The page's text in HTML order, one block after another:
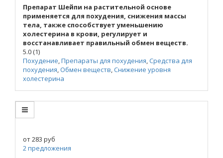
Препарат Шейпи на растительной основе
применяется для похудения, снижения массы
тела, также способствует уменьшению
холестерина в крови, регулирует и
восстанавливает правильный обмен веществ.
5.0(1)
Похудение,Препараты для похудения,Средства для
похудения,Обмен веществ,Снижение уровня
холестерина
от283 руб
2 предложения